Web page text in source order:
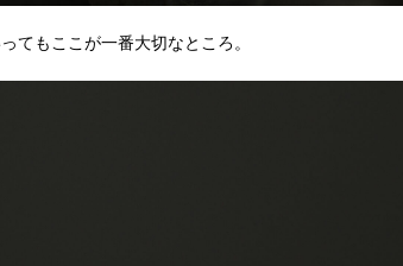
てもここが一番大切なところ。